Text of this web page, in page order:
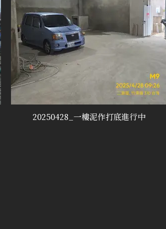
20250428_一樓泥作打底進行中